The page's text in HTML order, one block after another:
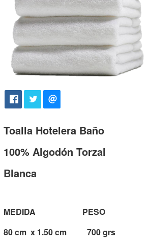
Toalla Hotelera Baño
100% Algodón Torzal
Blanca
MEDIDA PESO
80 cm x 1.50 cm 700 grs